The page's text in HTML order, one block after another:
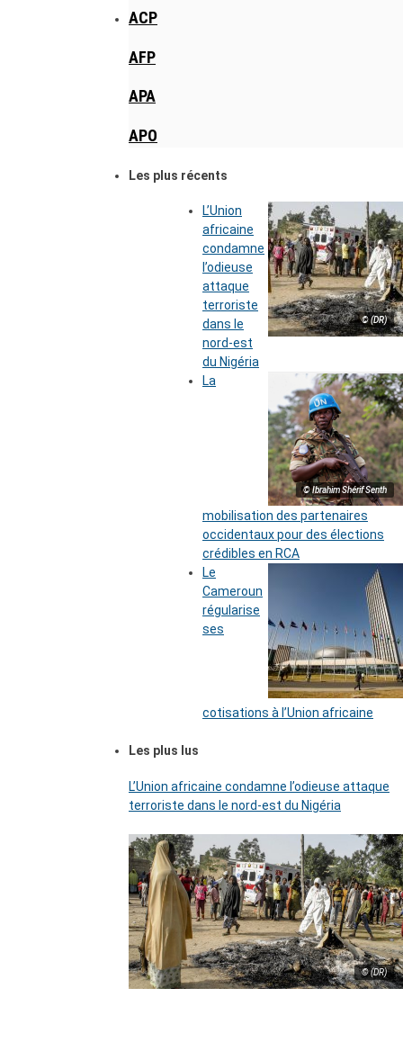
ACP
AFP
APA
APO
Les plus récents
© (DR)
L’Union
africaine
condamne
l’odieuse
attaque
terroriste
dans le
nord-est
du Nigéria
© Ibrahim Shérif Senth
La
mobilisation des partenaires
occidentaux pour des élections
crédibles en RCA
Le
Cameroun
régularise
ses
cotisations à l’Union africaine
Les plus lus
L’Union africaine condamne l’odieuse attaque
terroriste dans le nord-est du Nigéria
© (DR)